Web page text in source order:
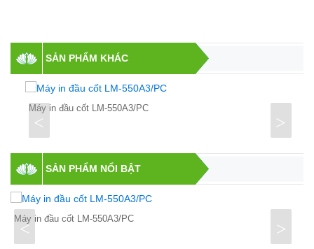
SẢN PHẨM KHÁC
Máy in đầu cốt LM-550A3/PC
< >
SẢN PHẨM NỔI BẬT
Máy in đầu cốt LM-550A3/PC
< >